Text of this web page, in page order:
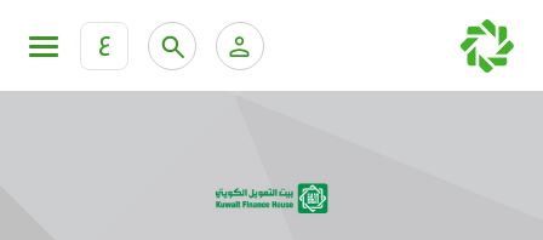
ع
KFH Online Corporate Banking Services